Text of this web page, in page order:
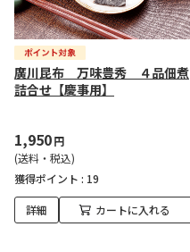
廣川昆布 万味豊秀 ４品佃煮
詰合せ【慶事用】
1,950円
(送料・税込)
獲得ポイント : 19
詳細 カートに入れる